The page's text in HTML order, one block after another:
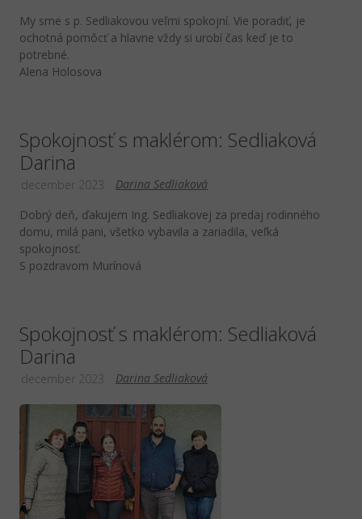
My sme s p. Sedliakovou veľmi spokojní. Vie poradiť, je
ochotná pomôcť a hlavne vždy si urobí čas keď je to
potrebné.
Alena Holosova
Spokojnosť s maklérom: Sedliaková
Darina
Darina Sedliaková
december 2023
Dobrý deň, ďakujem Ing. Sedliakovej za predaj rodinného
domu, milá pani, všetko vybavila a zariadila, veľká
spokojnosť.
S pozdravom Murínová
Spokojnosť s maklérom: Sedliaková
Darina
Darina Sedliaková
december 2023